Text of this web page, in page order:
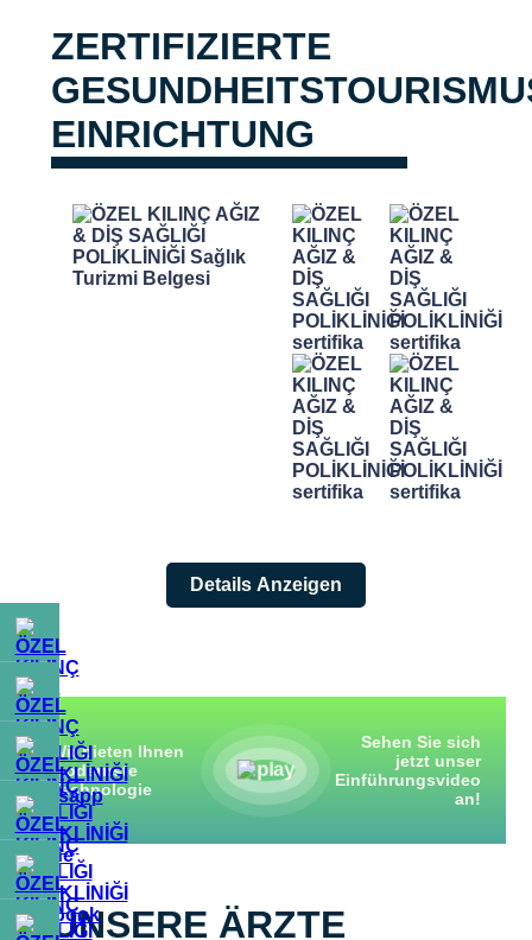
ZERTIFIZIERTE
EINRICHTUNG
Details Anzeigen
Wir bieten Ihnen
modernste
Technologie
Sehen Sie sich
jetzt unser
Einführungsvideo
an!
UNSERE ÄRZTE